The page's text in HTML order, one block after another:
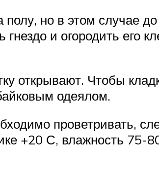
но в этом случае
и огородить его
открывают. Чтобы
одеялом.
проветривать,
+20 С, влажность 75-